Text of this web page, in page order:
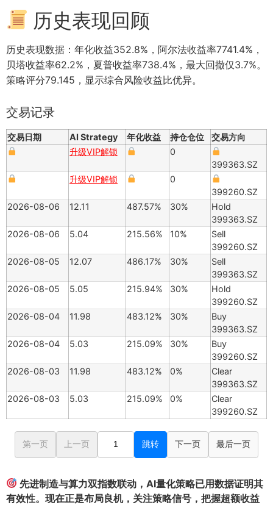
历史表现回顾
历史表现数据：年化收益352.8%，阿尔法收益率7741.4%，
贝塔收益率62.2%，夏普收益率738.4%，最大回撤仅3.7%。
策略评分79.145，显示综合风险收益比优异。
交易记录
交易日期 AI Strategy 年化收益 持仓仓位
交易方向
升级VIP解锁
0
399363.SZ
升级VIP解锁
0
399260.SZ
2026-08-06
12.11 487.57% 30%
Hold
399363.SZ
2026-08-06
5.04 215.56% 10%
Sell
399260.SZ
2026-08-05
12.07 486.17% 30%
Sell
399363.SZ
2026-08-05
5.05 215.94% 30%
Hold
399260.SZ
2026-08-04
11.98 483.12% 30%
Buy
399363.SZ
2026-08-04
5.03 215.09% 30%
Buy
399260.SZ
2026-08-03
11.98 483.12% 0%
Clear
399363.SZ
2026-08-03
5.03 215.09% 0%
Clear
399260.SZ
第一页 上一页 跳转 下一页 最后一页
先进制造与算力双指数联动，AI量化策略已用数据证明其
有效性。现在正是布局良机，关注策略信号，把握超额收益